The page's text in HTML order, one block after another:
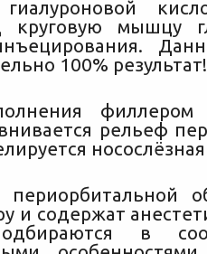
круговую мышцу
100% результат!
филлером
рельеф
и содержат
в